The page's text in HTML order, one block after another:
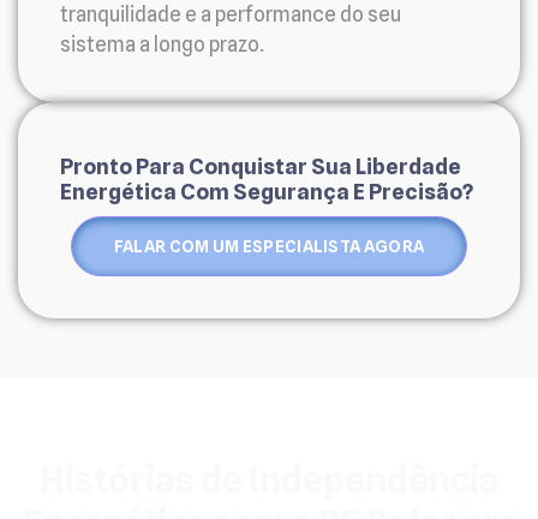
tranquilidade e a performance do seu
sistema a longo prazo.
Pronto Para Conquistar Sua Liberdade
Energética Com Segurança E Precisão?
FALAR COM UM ESPECIALISTA AGORA